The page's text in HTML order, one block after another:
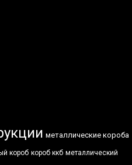
металлические короба
короб короб ккб металлический